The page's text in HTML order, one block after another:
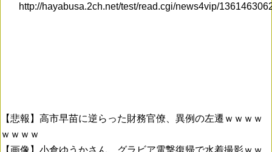
http://hayabusa.2ch.net/test/read.cgi/news4vip/
【悲報】高市早苗に逆らった財務官僚、異例の左遷ｗｗｗｗ
ｗｗｗｗ
【画像】小倉ゆうかさん、グラビア電撃復帰で水着撮影ｗｗ